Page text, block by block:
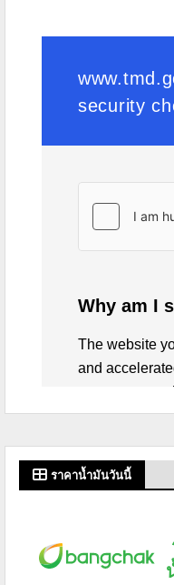
ราคาน้ำมันวันนี้